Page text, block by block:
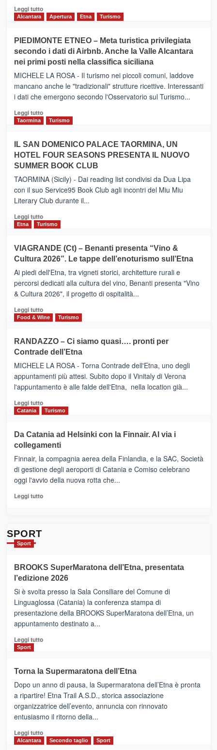
Leggi tuttoLeggi
CATANIA
–
Inaugurato
il
nuovo
collegamento
tra
e
Zanzibar
da
Neos
Alcantara Apertura Etna Turismo
PIEDIMONTE ETNEO – Meta turistica privilegiata
secondo i dati di Airbnb. Anche la Valle Alcantara
nei primi posti nella classifica siciliana
MICHELE LA ROSA - Il turismo nei piccoli comuni, laddove
mancano anche le "tradizionali" strutture ricettive. Interessanti
i dati che emergono secondo l'Osservatorio sul Turismo...
Leggi tuttoLeggi
PIEDIMONTE
ETNEO
–
Meta
turistica
privilegiata
secondo
dati
di
Anche
la
Alcantara
nei
primi
nella
classifica
Taormina Turismo
IL SAN DOMENICO PALACE TAORMINA, UN
HOTEL FOUR SEASONS PRESENTA IL NUOVO
SUMMER BOOK CLUB
TAORMINA (Sicily) - Dai reading list condivisi da Dua Lipa
con il suo Service95 Book Club agli incontri del Miu Miu
Literary Club durante il...
Leggi tuttoLeggi
di
IL
SAN
DOMENICO
PALACE
TAORMINA,
UN
HOTEL
FOUR
IL
NUOVO
SUMMER
CLUB
Etna Turismo
VIAGRANDE (Ct) – Benanti presenta “Vino &
Cultura 2026”. Le tappe dell’enoturismo sull’Etna
Ai piedi dell'Etna, tra vigneti storici, architetture rurali e
percorsi dedicati alla cultura del vino, Benanti presenta "Vino
& Cultura 2026", il progetto di ospitalità...
Leggi tuttoLeggi
di
VIAGRANDE
(Ct)
–
Benanti
presenta
“Vino
&
Cultura
tappe
dell’enoturismo
Food & Wine Turismo
RANDAZZO – Ci siamo quasi…. pronti per
Contrade dell’Etna
MICHELE LA ROSA - Torna Contrade dell'Etna, uno degli
appuntamenti più attesi. Subito dopo il Vinitaly di Verona
l'appuntamento è alle falde dell'Etna, nella location già...
Leggi tuttoLeggi
di
RANDAZZO
–
Ci
siamo
quasi….
pronti
per
Catania Turismo
Da Catania ad Helsinki con la Finnair. Al via i
collegamenti
Finnair, la compagnia aerea della Finlandia, e la SAC, Società
di gestione degli aeroporti di Catania e Comiso celebrano
oggi l'avvio della nuova rotta che...
Leggi tuttoLeggi
con
la
Al
via
i
collegamenti
SPORT
Sport
BROOKS SuperMaratona dell’Etna, presentata
l’edizione 2026
Si è svolta presso la Sala Consiliare del Comune di
Linguaglossa (Catania) la conferenza stampa di
presentazione della BROOKS SuperMaratona dell’Etna, un
appuntamento destinato a...
Leggi tuttoLeggi
BROOKS
SuperMaratona
dell’Etna,
presentata
l’edizione
2026
Sport
Torna la Supermaratona dell’Etna
Dopo un anno di pausa, la Supermaratona dell’Etna è pronta
a ripartire! Etna Trail A.S.D., storica associazione
organizzatrice dell’evento, annuncia con rinnovato
entusiasmo il ritorno della...
Leggi tuttoLeggi
Alcantara Secondo taglio Sport